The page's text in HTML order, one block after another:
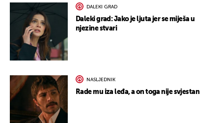
DALEKI GRAD
Daleki grad: Jako je ljuta jer se miješa u
njezine stvari
NASLJEDNIK
Rade mu iza leđa, a on toga nije svjestan